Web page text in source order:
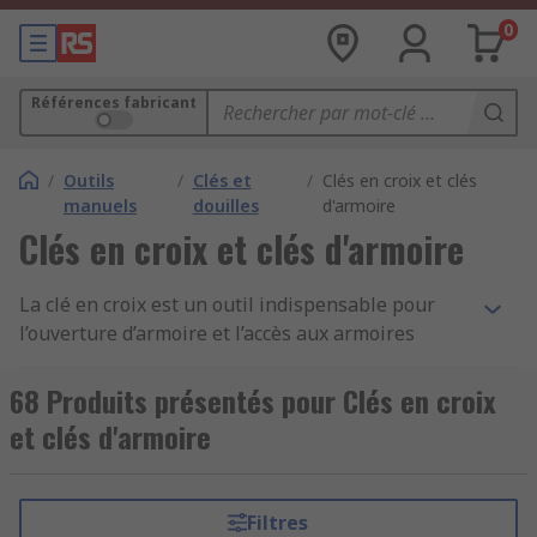
0
Références fabricant
/ Outils
manuels
/ Clés et
douilles
/ Clés en croix et clés
d'armoire
Clés en croix et clés d'armoire
La clé en croix est un outil indispensable pour
l’ouverture d’armoire et l’accès aux armoires
de distribution. Sur RS, cette catégorie regroupe
une large sélection de clés d’armoire conçues
pour un usage professionnel, en électricité, gaz
68 Produits présentés pour Clés en croix
et clés d'armoire
Filtres